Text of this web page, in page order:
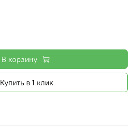
В корзину
Купить в 1 клик